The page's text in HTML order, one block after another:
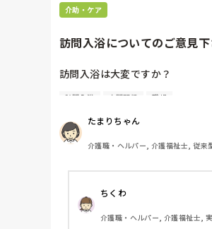
介助・ケア
訪問入浴についてのご意見下
訪問入浴は大変ですか？
職場によると思いますが、1日何
訪問入浴 人間関係 職場
たまりちゃん
介護職・ヘルパー, 介護福祉士, 従
ちくわ
介護職・ヘルパー, 介護福祉士,